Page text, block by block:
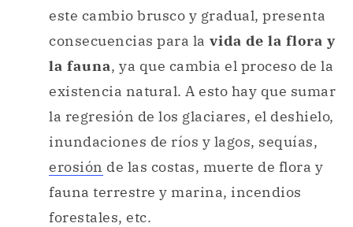
este cambio brusco y gradual, presenta
consecuencias para la vida de la flora y
la fauna, ya que cambia el proceso de la
existencia natural. A esto hay que sumar
la regresión de los glaciares, el deshielo,
inundaciones de ríos y lagos, sequías,
erosión de las costas, muerte de flora y
fauna terrestre y marina, incendios
forestales, etc.